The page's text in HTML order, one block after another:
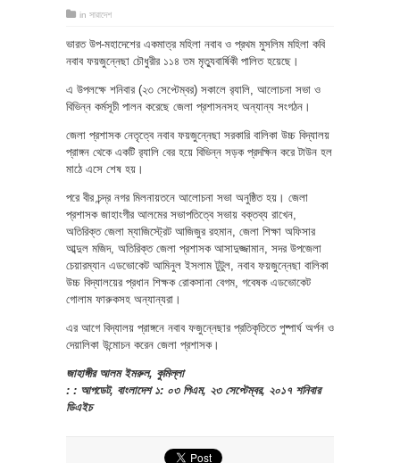
in সারাদেশ
ভারত উপ-মহাদেশের একমাত্র মহিলা নবাব ও প্রথম মুসলিম মহিলা কবি
নবাব ফয়জুন্নেছা চৌধুরীর ১১৪ তম মৃত্যুবার্ষিকী পালিত হয়েছে।
এ উপলক্ষে শনিবার (২৩ সেপ্টেম্বর) সকালে র‌্যালি, আলোচনা সভা ও
বিভিন্ন কর্মসূচী পালন করেছে জেলা প্রশাসনসহ অন্যান্য সংগঠন।
জেলা প্রশাসক নেতৃত্বে নবাব ফয়জুন্নেছা সরকারি বালিকা উচ্চ বিদ্যালয়
প্রাঙ্গন থেকে একটি র‌্যালি বের হয়ে বিভিন্ন সড়ক প্রদক্ষিন করে টাউন হল
মাঠে এসে শেষ হয়।
পরে বীর চন্দ্র নগর মিলনায়তনে আলোচনা সভা অনুষ্ঠিত হয়। জেলা
প্রশাসক জাহাংগীর আলমের সভাপতিত্বে সভায় বক্তব্য রাখেন,
অতিরিক্ত জেলা ম্যাজিস্ট্রেট আজিজুর রহমান, জেলা শিক্ষা অফিসার
আব্দুল মজিদ, অতিরিক্ত জেলা প্রশাসক আসাদুজ্জামান, সদর উপজেলা
চেয়ারম্যান এডভোকেট আমিনুল ইসলাম টুটুল, নবাব ফয়জুন্নেছা বালিকা
উচ্চ বিদ্যালয়ের প্রধান শিক্ষক রোকসানা বেগম, গবেষক এডভোকেট
গোলাম ফারুকসহ অন্যান্যরা।
এর আগে বিদ্যালয় প্রাঙ্গনে নবাব ফজুন্নেছার প্রতিকৃতিতে পুষ্পার্ঘ অর্পন ও
দেয়ালিকা উন্মোচন করেন জেলা প্রশাসক।
জাহাঙ্গীর আলম ইমরুল, কুমিল্লা
: : আপডেট, বাংলাদেশ ১: ০৩ পিএম, ২৩ সেপ্টেম্বর, ২০১৭ শনিবার
ডিএইচ